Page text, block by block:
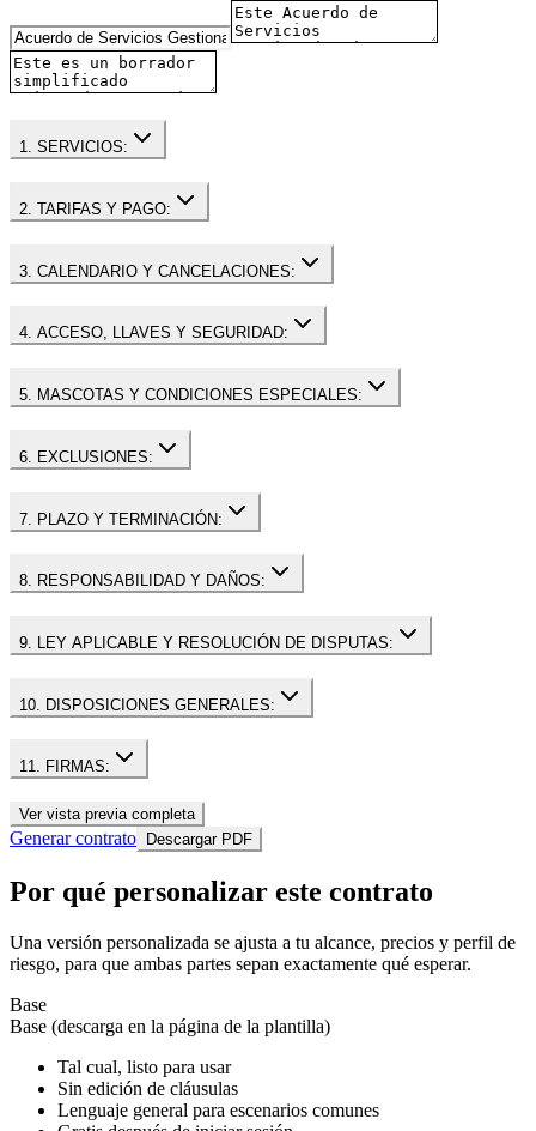
1. SERVICIOS:
2. TARIFAS Y PAGO:
3. CALENDARIO Y CANCELACIONES:
4. ACCESO, LLAVES Y SEGURIDAD:
5. MASCOTAS Y CONDICIONES ESPECIALES:
6. EXCLUSIONES:
7. PLAZO Y TERMINACIÓN:
8. RESPONSABILIDAD Y DAÑOS:
9. LEY APLICABLE Y RESOLUCIÓN DE DISPUTAS:
10. DISPOSICIONES GENERALES:
11. FIRMAS:
Ver vista previa completa
Generar contrato Descargar PDF
Por qué personalizar este contrato
Una versión personalizada se ajusta a tu alcance, precios y perfil de
riesgo, para que ambas partes sepan exactamente qué esperar.
Base
Base (descarga en la página de la plantilla)
Tal cual, listo para usar
Sin edición de cláusulas
Lenguaje general para escenarios comunes